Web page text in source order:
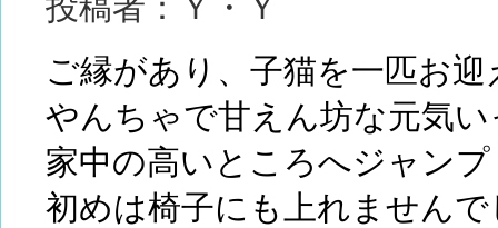
投稿者：Ｙ・Ｙ
ご縁があり、子猫を一匹お
やんちゃで甘えん坊な元気
家中の高いところへジャンプ
初めは椅子にも上れません